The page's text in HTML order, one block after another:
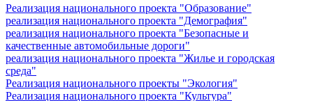
Реализация национального проекта "Образование"
реализация национального проекта "Демография"
реализация национального проекта "Безопасные и
качественные автомобильные дороги"
реализация национального проекта "Жилье и городская
среда"
Реализация национального проекты "Экология"
Реализация национального проекта "Культура"